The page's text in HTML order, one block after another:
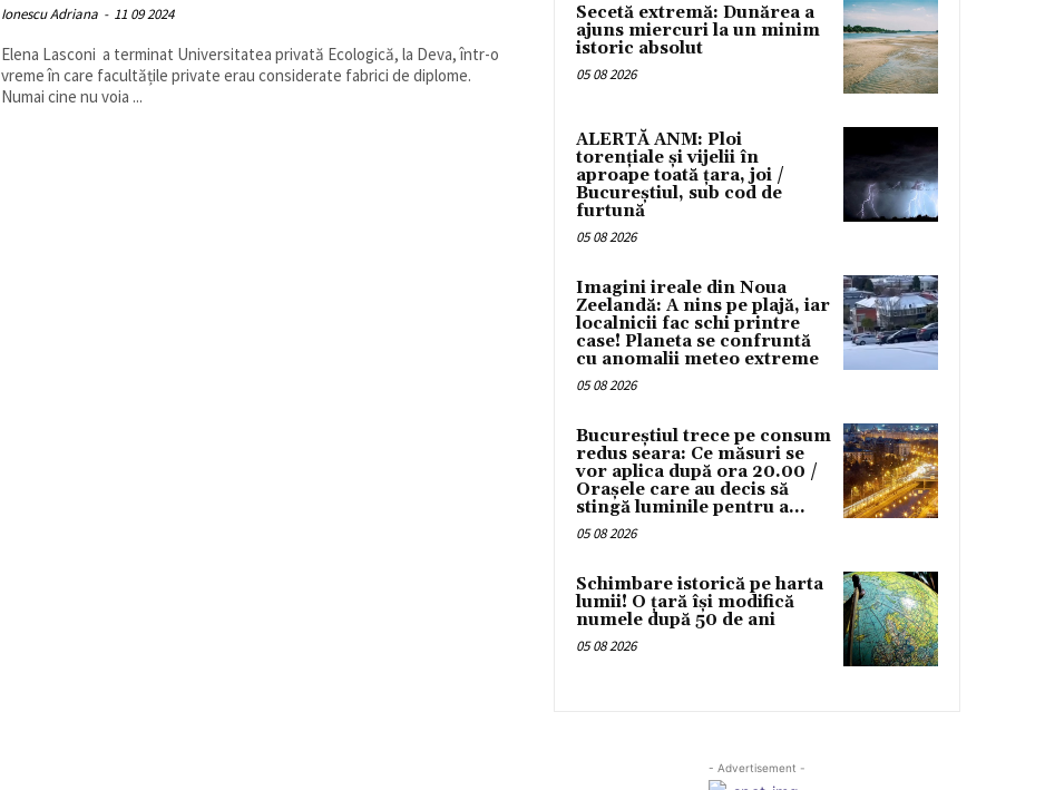
Ionescu Adriana - 11 09 2024
Elena Lasconi a terminat Universitatea privată Ecologică, la Deva, într-o
vreme în care facultățile private erau considerate fabrici de diplome.
Numai cine nu voia ...
Secetă extremă: Dunărea a
ajuns miercuri la un minim
istoric absolut
05 08 2026
ALERTĂ ANM: Ploi
torențiale și vijelii în
aproape toată țara, joi /
Bucureștiul, sub cod de
furtună
05 08 2026
Imagini ireale din Noua
Zeelandă: A nins pe plajă, iar
localnicii fac schi printre
case! Planeta se confruntă
cu anomalii meteo extreme
05 08 2026
Bucureștiul trece pe consum
redus seara: Ce măsuri se
vor aplica după ora 20.00 /
Orașele care au decis să
stingă luminile pentru a...
05 08 2026
Schimbare istorică pe harta
lumii! O țară își modifică
numele după 50 de ani
05 08 2026
- Advertisement -